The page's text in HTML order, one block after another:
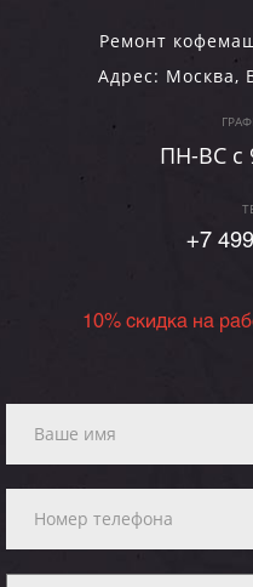
Ремонт
Адрес: Москва,
ПН-ВC c
+7
10% скидка на